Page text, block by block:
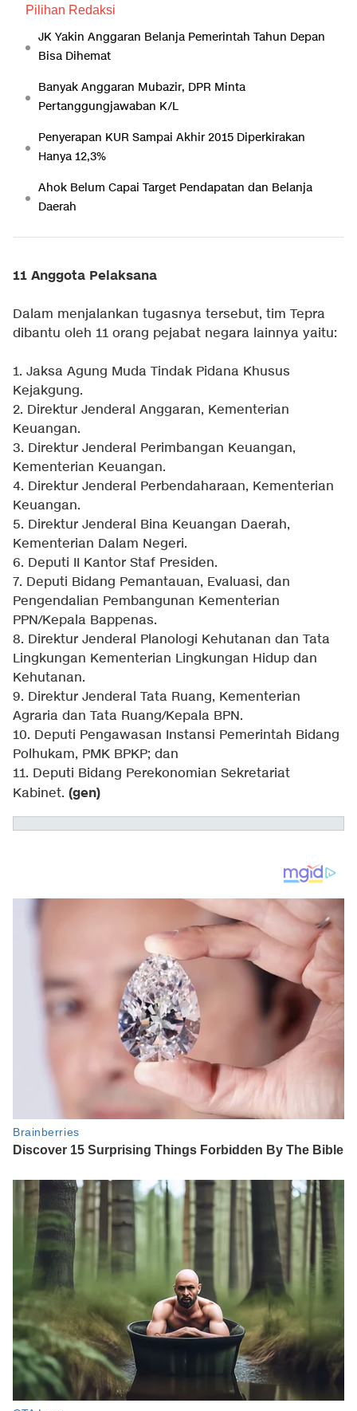
Pilihan Redaksi
JK Yakin Anggaran Belanja Pemerintah Tahun Depan
Bisa Dihemat
Banyak Anggaran Mubazir, DPR Minta
Pertanggungjawaban K/L
Penyerapan KUR Sampai Akhir 2015 Diperkirakan
Hanya 12,3%
Ahok Belum Capai Target Pendapatan dan Belanja
Daerah
11 Anggota Pelaksana
Dalam menjalankan tugasnya tersebut, tim Tepra
dibantu oleh 11 orang pejabat negara lainnya yaitu:
1. Jaksa Agung Muda Tindak Pidana Khusus
Kejakgung.
2. Direktur Jenderal Anggaran, Kementerian
Keuangan.
3. Direktur Jenderal Perimbangan Keuangan,
Kementerian Keuangan.
4. Direktur Jenderal Perbendaharaan, Kementerian
Keuangan.
5. Direktur Jenderal Bina Keuangan Daerah,
Kementerian Dalam Negeri.
6. Deputi II Kantor Staf Presiden.
7. Deputi Bidang Pemantauan, Evaluasi, dan
Pengendalian Pembangunan Kementerian
PPN/Kepala Bappenas.
8. Direktur Jenderal Planologi Kehutanan dan Tata
Lingkungan Kementerian Lingkungan Hidup dan
Kehutanan.
9. Direktur Jenderal Tata Ruang, Kementerian
Agraria dan Tata Ruang/Kepala BPN.
10. Deputi Pengawasan Instansi Pemerintah Bidang
Polhukam, PMK BPKP; dan
11. Deputi Bidang Perekonomian Sekretariat
Kabinet. (gen)